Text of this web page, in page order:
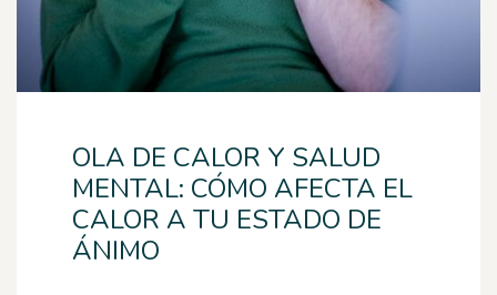
OLA DE CALOR Y SALUD
MENTAL: CÓMO AFECTA EL
CALOR A TU ESTADO DE
ÁNIMO